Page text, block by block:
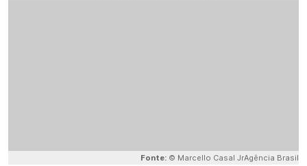
Fonte: © Marcello Casal JrAgência Brasil